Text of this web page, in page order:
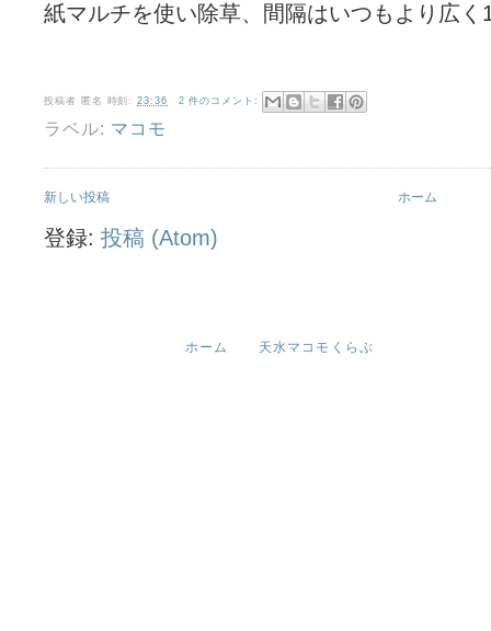
紙マルチを使い除草、間隔はいつもより広
投稿者 匿名 時刻:23:36 2 件のコメント:
ラベル: マコモ
新しい投稿 ホーム
登録: 投稿 (Atom)
ホーム 天水マコモくらぶ